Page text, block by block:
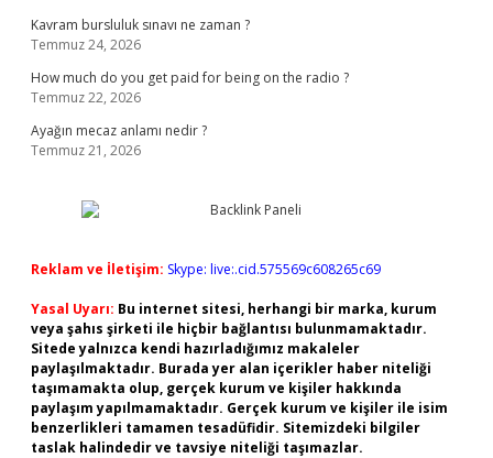
Kavram bursluluk sınavı ne zaman ?
Temmuz 24, 2026
How much do you get paid for being on the radio ?
Temmuz 22, 2026
Ayağın mecaz anlamı nedir ?
Temmuz 21, 2026
Reklam ve İletişim: Skype: live:.cid.575569c608265c69
Yasal Uyarı: Bu internet sitesi, herhangi bir marka, kurum
veya şahıs şirketi ile hiçbir bağlantısı bulunmamaktadır.
Sitede yalnızca kendi hazırladığımız makaleler
paylaşılmaktadır. Burada yer alan içerikler haber niteliği
taşımamakta olup, gerçek kurum ve kişiler hakkında
paylaşım yapılmamaktadır. Gerçek kurum ve kişiler ile isim
benzerlikleri tamamen tesadüfidir. Sitemizdeki bilgiler
taslak halindedir ve tavsiye niteliği taşımazlar.